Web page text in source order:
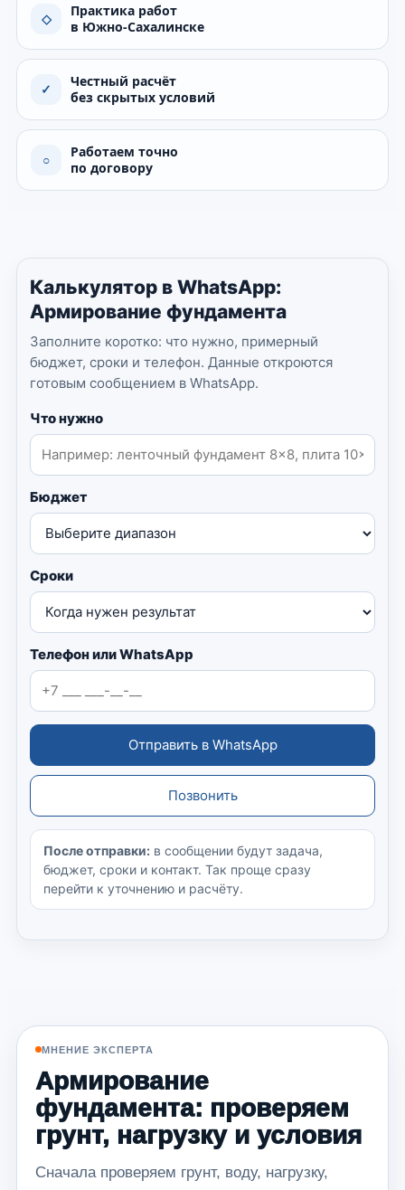
◇
Практика работ
в Южно-Сахалинске
✓
Честный расчёт
без скрытых условий
○
Работаем точно
по договору
Калькулятор в WhatsApp:
Армирование фундамента
Заполните коротко: что нужно, примерный
бюджет, сроки и телефон. Данные откроются
готовым сообщением в WhatsApp.
Что нужно
Бюджет
Сроки
Телефон или WhatsApp
Отправить в WhatsApp
Позвонить
После отправки: в сообщении будут задача,
бюджет, сроки и контакт. Так проще сразу
перейти к уточнению и расчёту.
МНЕНИЕ ЭКСПЕРТА
Армирование
фундамента: проверяем
грунт, нагрузку и условия
Сначала проверяем грунт, воду, нагрузку,